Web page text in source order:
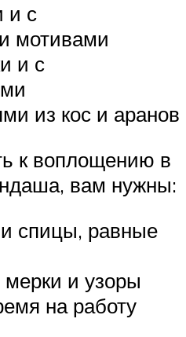
и с
мотивами
и с
из кос и аранов
к воплощению в
вам нужны:
спицы, равные
мерки и узоры
на работу